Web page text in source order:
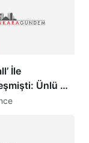
İle
Ünlü DJ
Paris’te ölü